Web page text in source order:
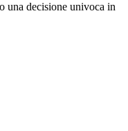
una decisione univoca in